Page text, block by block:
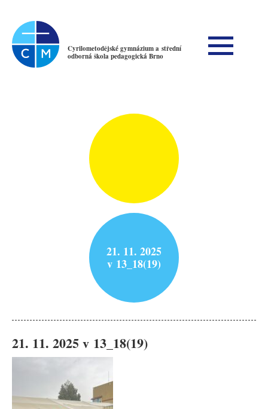
Cyrilometodějské gymnázium a střední
odborná škola pedagogická Brno
21. 11. 2025
v 13_18(19)
21. 11. 2025 v 13_18(19)